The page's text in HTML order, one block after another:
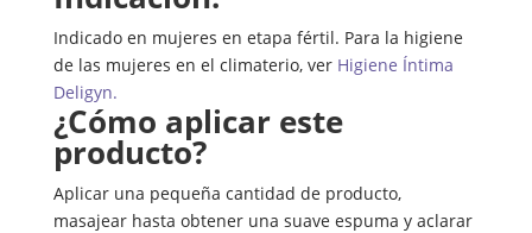
Indicado en mujeres en etapa fértil. Para la higiene
de las mujeres en el climaterio, ver Higiene Íntima
Deligyn.
¿Cómo aplicar este
producto?
Aplicar una pequeña cantidad de producto,
masajear hasta obtener una suave espuma y aclarar